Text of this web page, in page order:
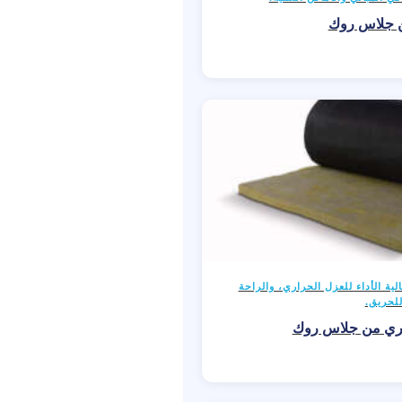
جلاس روك
الأداء للعزل الحراري، والراحة
من جلاس روك